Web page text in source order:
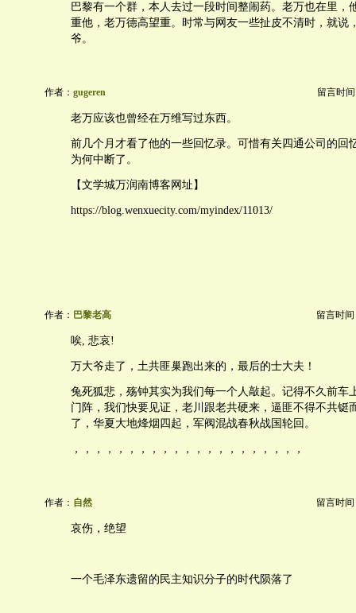
巴黎有一个群，本人去过一段时间整闹药。老万也在里，
重他，老万德高望重。时常与网友一些扯皮不清时，就说
爷。
作者： gugeren 留言时间
老万应该也曾经在万维写过东西。
前几个月才看了他的一些回忆录。可惜有关四通公司的回
为何中断了。
【文学城万润南博客网址】
https://blog.wenxuecity.com/myindex/11013/
作者： 巴黎老高 留言时间
唉, 悲哀!
万大爷走了，土共匪巢跑出来的，最后的士大夫！
兔死狐悲，殇钟其实为我们每一个人敲起。记得不久前车
门阵，我们快要见证，老川跟老共硬来，逼匪不得不共铤
了，华夏大地烽烟四起，军阀混战春秋战国轮回。
，，，，，，，，，，，，，，，，，，，，，
作者： 自然 留言时间
哀伤，绝望
一个毛泽东遗留的民主知识分子的时代陨落了